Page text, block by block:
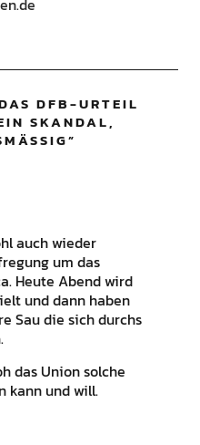
DFB-URTEIL
SKANDAL,
”
auch wieder
um das
Heute Abend wird
und dann haben
Sau die sich durchs
das Union solche
kann und will.